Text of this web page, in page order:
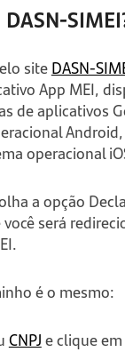
siteDASN-
App MEI,
de aplicativos
operacional
a opção
será
é o mesmo:
CNPJe clique